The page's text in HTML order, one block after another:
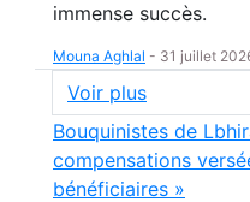
immense succès.
Mouna Aghlal - 31 juillet
Voir plus
Bouquinistes de
compensations
bénéficiaires »